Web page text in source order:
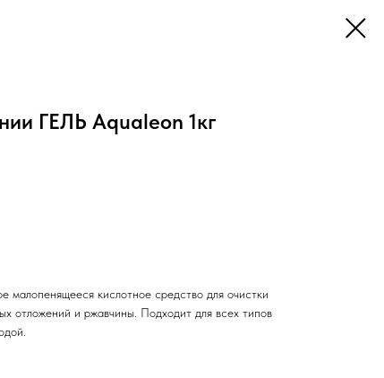
ГЕЛЬ Aqualeon 1кг
малопенящееся кислотное средство для очистки
отложений и ржавчины. Подходит для всех типов